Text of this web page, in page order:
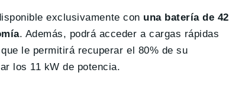
exclusivamente con una batería de 42
. Además, podrá acceder a cargas rápidas
le permitirá recuperar el 80% de su
los 11 kW de potencia.